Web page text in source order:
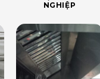
NGHIỆP